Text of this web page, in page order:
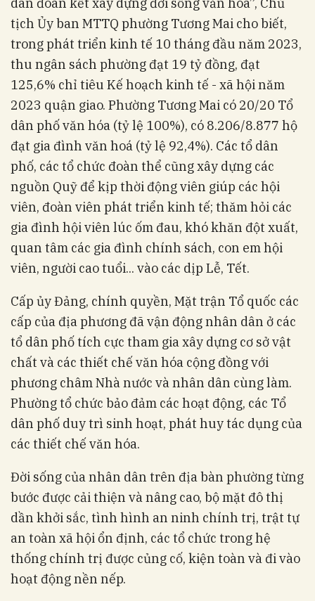
tịch Ủy ban MTTQ phường Tương Mai cho biết,
trong phát triển kinh tế 10 tháng đầu năm 2023,
thu ngân sách phường đạt 19 tỷ đồng, đạt
125,6% chỉ tiêu Kế hoạch kinh tế - xã hội năm
2023 quận giao. Phường Tương Mai có 20/20 Tổ
dân phố văn hóa (tỷ lệ 100%), có 8.206/8.877 hộ
đạt gia đình văn hoá (tỷ lệ 92,4%). Các tổ dân
phố, các tổ chức đoàn thể cũng xây dựng các
nguồn Quỹ để kịp thời động viên giúp các hội
viên, đoàn viên phát triển kinh tế; thăm hỏi các
gia đình hội viên lúc ốm đau, khó khăn đột xuất,
quan tâm các gia đình chính sách, con em hội
viên, người cao tuổi... vào các dịp Lễ, Tết.
Cấp ủy Đảng, chính quyền, Mặt trận Tổ quốc các
cấp của địa phương đã vận động nhân dân ở các
tổ dân phố tích cực tham gia xây dựng cơ sở vật
chất và các thiết chế văn hóa cộng đồng với
phương châm Nhà nước và nhân dân cùng làm.
Phường tổ chức bảo đảm các hoạt động, các Tổ
dân phố duy trì sinh hoạt, phát huy tác dụng của
các thiết chế văn hóa.
Đời sống của nhân dân trên địa bàn phường từng
bước được cải thiện và nâng cao, bộ mặt đô thị
dần khởi sắc, tình hình an ninh chính trị, trật tự
an toàn xã hội ổn định, các tổ chức trong hệ
thống chính trị được củng cố, kiện toàn và đi vào
hoạt động nền nếp.